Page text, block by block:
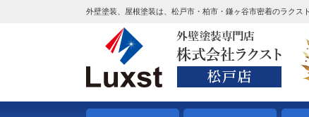
外壁塗装、屋根塗装は、松戸市・柏市・鎌ヶ谷市密着のラクス